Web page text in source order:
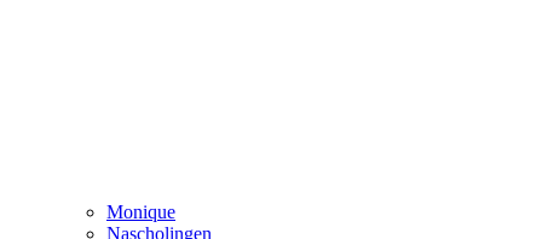
Monique
Nascholingen